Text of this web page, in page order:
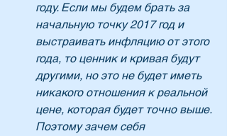
году. Если мы будем брать за
начальную точку 2017 год и
выстраивать инфляцию от этого
года, то ценник и кривая будут
другими, но это не будет иметь
никакого отношения к реальной
цене, которая будет точно выше.
Поэтому зачем себя